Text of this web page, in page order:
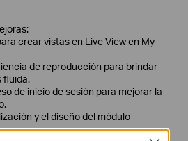
crear vistas en Live View en My
de reproducción para brindar
fluida.
de inicio de sesión para mejorar la
y el diseño del módulo